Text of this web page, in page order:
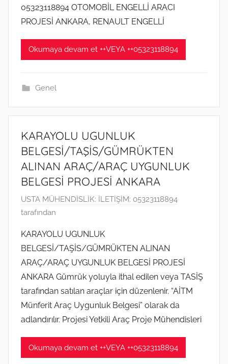
2
0
t
r
h
n
d
e
g
n
e
r
m
05323118894 OTOMOBİL ENGELLİ ARACI
PROJESİ ANKARA, RENAULT ENGELLİ
Okumaya devam et ++VEYA ++05323118894
Genel
KARAYOLU UGUNLUK
BELGESİ/TAŞİS/GÜMRÜKTEN
ALINAN ARAÇ/ARAÇ UYGUNLUK
BELGESİ PROJESİ ANKARA
1
2
u
b
a
t
2
0
2
a
USTA MÜHENDİSLİK: İLETİŞİM: 05323118894
tarafından
KARAYOLU UGUNLUK
BELGESİ/TAŞİS/GÜMRÜKTEN ALINAN
ARAÇ/ARAÇ UYGUNLUK BELGESİ PROJESİ
ANKARA Gümrük yoluyla ithal edilen veya TASİŞ
tarafından satılan araçlar için düzenlenir. “AİTM
Münferit Araç Uygunluk Belgesi” olarak da
adlandırılır. Projesi Yetkili Araç Proje Mühendisleri
Okumaya devam et ++VEYA ++05323118894